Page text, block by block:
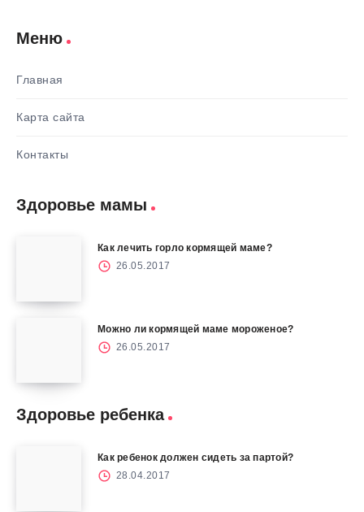
Меню
Главная
Карта сайта
Контакты
Здоровье мамы
Как лечить горло кормящей маме?
26.05.2017
Можно ли кормящей маме мороженое?
26.05.2017
Здоровье ребенка
Как ребенок должен сидеть за партой?
28.04.2017